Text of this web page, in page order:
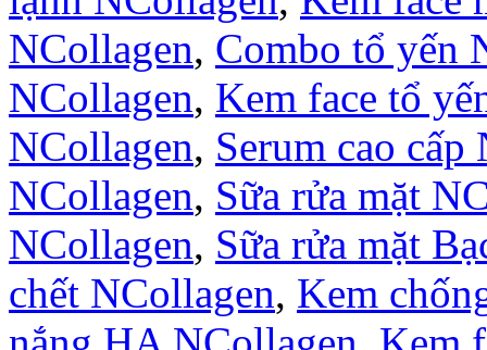
NCollagen, Combo tổ yến
NCollagen, Kem face tổ
NCollagen, Serum cao cấp
NCollagen, Sữa rửa mặt
NCollagen, Sữa rửa mặt
chết NCollagen, Kem